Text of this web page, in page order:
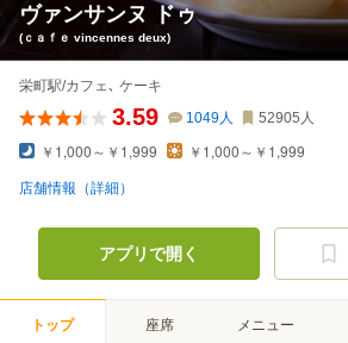
ヴァンサンヌ ドゥ
(ｃａｆｅ vincennes deux)
栄町駅/カフェ､ ケーキ
3.59 1049人 52905 人
￥1,000～￥1,999 ￥1,000～￥1,999
店舗情報（詳細）
アプリで開く
トップ 座席 メニュー